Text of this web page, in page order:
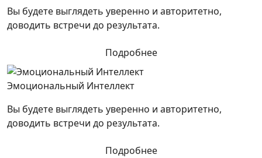
Вы будете выглядеть уверенно и авторитетно,
доводить встречи до результата.
Подробнее
Эмоциональный Интеллект
Вы будете выглядеть уверенно и авторитетно,
доводить встречи до результата.
Подробнее